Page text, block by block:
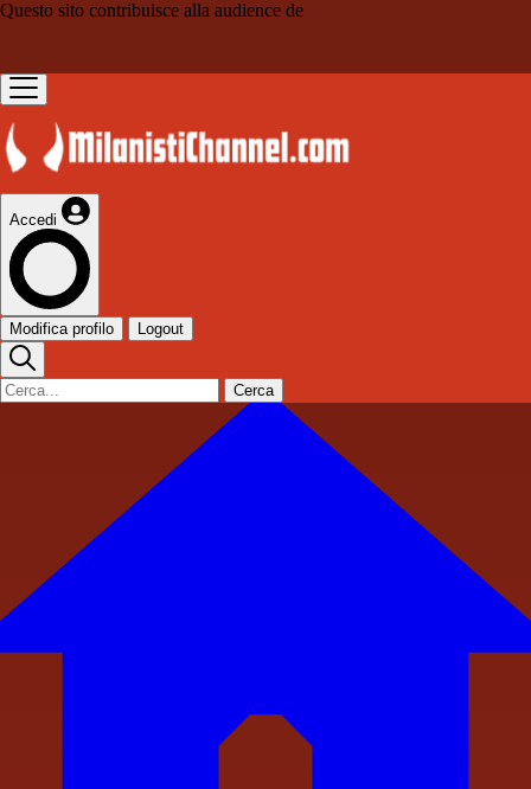
Questo sito contribuisce alla audience de
Accedi
Modifica profilo Logout
Cerca